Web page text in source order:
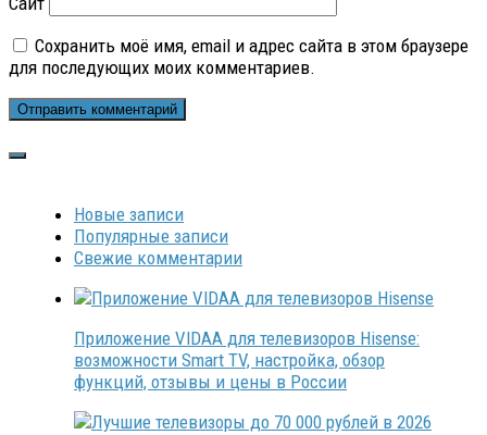
Сохранить моё имя, email и адрес сайта в этом браузере
для последующих моих комментариев.
Новые записи
Популярные записи
Свежие комментарии
Приложение VIDAA для телевизоров Hisense:
возможности Smart TV, настройка, обзор
функций, отзывы и цены в России